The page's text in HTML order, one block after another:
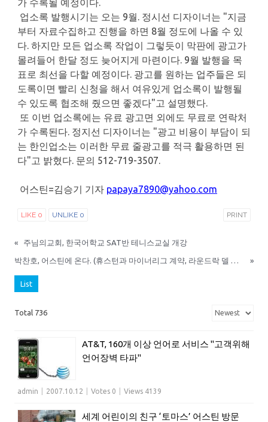
가 수록될 예정이다.
업소록 발행시기는 오는 9월. 정시선 디자이너는 "지금
부터 자료수집하고 진행을 하면 8월 정도에 나올 수 있
다. 하지만 모든 업소록 작업이 그렇듯이 막판에 광고가
몰려들어 한달 정도 늦어지게 마련이다. 9월 발행을 목
표로 최선을 다할 예정이다. 광고를 원하는 업주들은 되
도록이면 빨리 신청을 해서 여유있게 업소록이 발행될
수 있도록 협조해 줬으면 좋겠다"고 설명했다.
또 이번 업소록에는 유료 광고면 외에도 무료로 연락처
가 수록된다. 정지선 디자이너는 "광고 비용이 부담이 되
는 한인업소는 이러한 무료 줄광고를 적극 활용하면 된
다"고 밝혔다. 문의 512-719-3507.
어스틴=김승기 기자 papaya7890@yahoo.com
LIKE 0 UNLIKE 0 PRINT
« 주님의교회, 한국어학교 SAT반 테니스교실 개강
»
List
Total 736
AT&T, 160개 이상 언어로 서비스 "고객위해
언어장벽 타파"
admin 2007.10.12 Votes 0 Views 4139
세계 어린이의 친구 ‘토마스’ 어스틴 방문